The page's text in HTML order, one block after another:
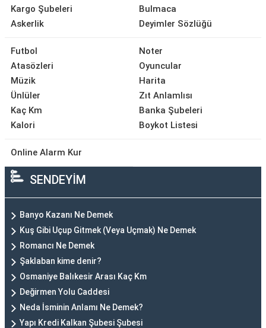
Kargo Şubeleri
Askerlik
Bulmaca
Deyimler Sözlüğü
Futbol
Atasözleri
Müzik
Ünlüler
Kaç Km
Kalori
Noter
Oyuncular
Harita
Zıt Anlamlısı
Banka Şubeleri
Boykot Listesi
Online Alarm Kur
SENDEYİM
Banyo Kazanı Ne Demek
Kuş Gibi Uçup Gitmek (Veya Uçmak) Ne Demek
Romancı Ne Demek
Şaklaban kime denir?
Osmaniye Balıkesir Arası Kaç Km
Değirmen Yolu Caddesi
Neda İsminin Anlamı Ne Demek?
Yapı Kredi Kalkan Şubesi Şubesi